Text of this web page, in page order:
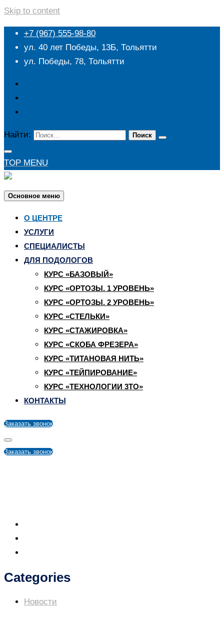
Skip to content
+7 (967) 555-98-80
ул. 40 лет Победы, 13Б, Тольятти
ул. Победы, 78, Тольятти
Найти:
TOP MENU
Основное меню
О ЦЕНТРЕ
УСЛУГИ
СПЕЦИАЛИСТЫ
ДЛЯ ПОДОЛОГОВ
КУРС «БАЗОВЫЙ»
КУРС «ОРТОЗЫ. 1 УРОВЕНЬ»
КУРС «ОРТОЗЫ. 2 УРОВЕНЬ»
КУРС «СТЕЛЬКИ»
КУРС «СТАЖИРОВКА»
КУРС «СКОБА ФРЕЗЕРА»
КУРС «ТИТАНОВАЯ НИТЬ»
КУРС «ТЕЙПИРОВАНИЕ»
КУРС «ТЕХНОЛОГИИ 3ТО»
КОНТАКТЫ
Заказать звонок
Заказать звонок
Categories
Новости